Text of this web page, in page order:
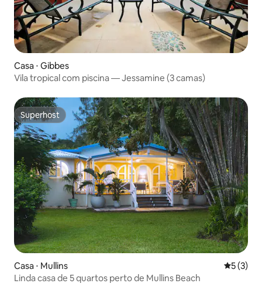
Casa ⋅ Gibbes
Vila tropical com piscina — Jessamine (3 camas)
Superhost
Superhost
Casa ⋅ Mullins 5 de
5 (3)
Linda casa de 5 quartos perto de Mullins Beach